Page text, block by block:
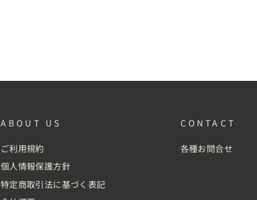
ABOUT US
ご利用規約
個人情報保護方針
特定商取引法に基づく表記
CONTACT
各種お問合せ